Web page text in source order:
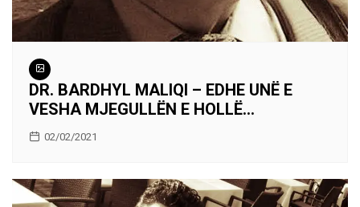
DR. BARDHYL MALIQI – EDHE UNË E
VESHA MJEGULLËN E HOLLË…
02/02/2021